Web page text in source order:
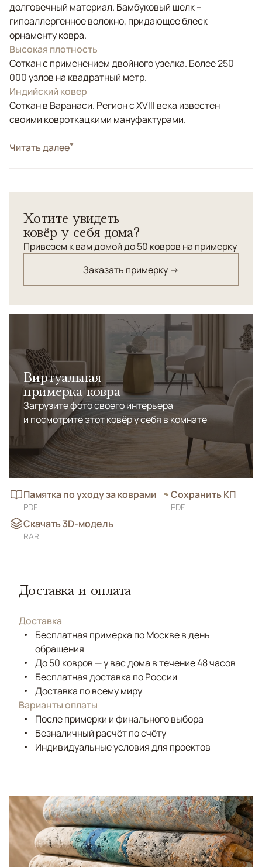
долговечный материал. Бамбуковый шелк –
гипоаллергенное волокно, придающее блеск
орнаменту ковра.
Высокая плотность
Соткан с применением двойного узелка. Более 250
000 узлов на квадратный метр.
Индийский ковер
Соткан в Варанаси. Регион с XVIII века известен
своими ковроткацкими мануфактурами.
СтильСовременные
Читать далее
Хотите увидеть
ковёр у себя дома?
Привезем к вам домой до 50 ковров на примерку
Заказать примерку →
Виртуальная
примерка ковра
Загрузите фото своего интерьера
и посмотрите этот ковёр у себя в комнате
Памятка по уходу за коврами
PDF
Сохранить КП
PDF
Скачать 3D-модель
RAR
Доставка и оплата
Доставка
Бесплатная примерка по Москве в день
обращения
До 50 ковров — у вас дома в течение 48 часов
Бесплатная доставка по России
Доставка по всему миру
Варианты оплаты
После примерки и финального выбора
Безналичный расчёт по счёту
Индивидуальные условия для проектов